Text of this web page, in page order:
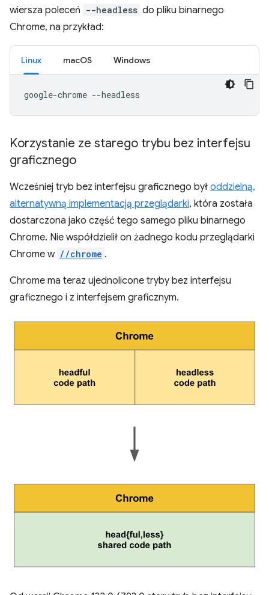
wiersza poleceń --headless do pliku binarnego
Chrome, na przykład:
Linux macOS Windows
google-chrome
Korzystanie ze starego trybu bez interfejsu
graficznego
Wcześniej tryb bez interfejsu graficznego był oddzielną,
alternatywną implementacją przeglądarki, która została
dostarczona jako część tego samego pliku binarnego
Chrome. Nie współdzielił on żadnego kodu przeglądarki
Chrome w //chrome .
Chrome ma teraz ujednolicone tryby bez interfejsu
graficznego i z interfejsem graficznym.